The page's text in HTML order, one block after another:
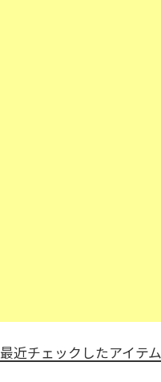
最近チェックしたアイテム